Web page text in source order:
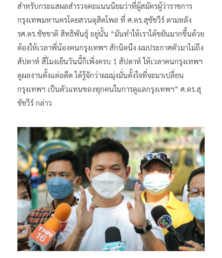
สำหรับกระแสผลสำรวจคะแนนนิยมว่าที่ผู้สมัครผู้ว่าราชการ
กรุงเทพมหานครโดยสวนดุสิตโพล ที่ ศ.ดร.สุชัชวีร์ ตามหลัง
รศ.ดร.ชัชชาติ สิทธิพันธุ์ อยู่นั้น “มันทำให้เราได้ขยันมากขึ้นด้วย
ต้องให้เวลาพี่น้องคนกรุงเทพฯ สักนิดนึง ผมประกาศตัวมาไม่ถึง
สัปดาห์ สี่โมงเย็นวันนี้ก็เพิ่งครบ 1 สัปดาห์ ให้เวลาคนกรุงเทพฯ
ดูผลงานตั้งแต่อดีต ได้รู้จักว่าผมมุ่งมั่นตั้งใจที่จะมาเปลี่ยน
กรุงเทพฯ เป็นตัวแทนของทุกคนในการดูแลกรุงเทพฯ” ศ.ดร.สุ
ชัชวีร์ กล่าว